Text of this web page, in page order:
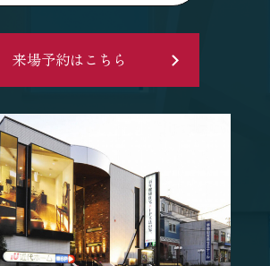
来場予約はこちら